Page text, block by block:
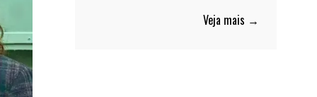
Veja mais →